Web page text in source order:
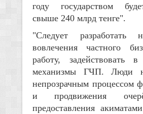
году государством
свыше 240 млрд тенге".
"Следует разработать
вовлечения частного
работу, задействовать
механизмы ГЧП. Люди
непрозрачным процессом
и продвижения
предоставления